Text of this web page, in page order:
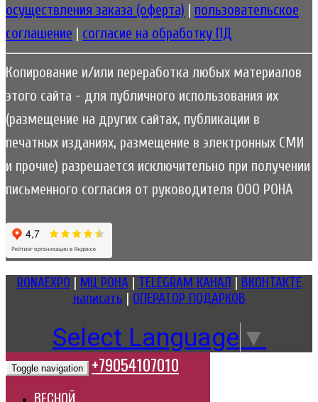
осуществления заказа (оферта) | пользовательское
соглашение | согласие на обработку ПД
Копирование и/или переработка любых материалов
этого сайта - для публичного использования их
(размещение на других сайтах, публикации в
печатных изданиях, размещение в электронных СМИ
и прочие) разрешается исключительно при получении
письменного согласия от руководителя ООО РОНА
RONAEXPO МЦ РОНА| TELEGRAM КАНАЛ
ВКОНТАКТЕ
написать
ОПЕРАТОР ПОДАРКОВ
Select Language ▼
Toggle navigation +79054107010
ВЕСНОЙ..